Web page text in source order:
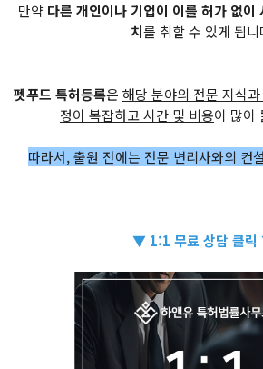
만약 다른 개인이나 기업이 이를 허가 없이
치를 취할 수 있게 됩니
펫푸드 특허등록은 해당 분야의 전문 지식
정이 복잡하고 시간 및 비용이 많이
따라서, 출원 전에는 전문 변리사와의 컨
▼ 1:1 무료 상담 클